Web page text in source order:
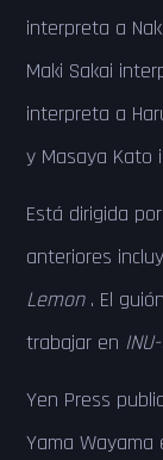
interpreta a
Maki Sakai
interpreta a
y Masaya Kato
Está dirigida
anteriores
Lemon. El
trabajar en
Yen Press
Yama